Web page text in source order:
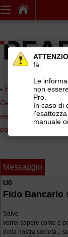
Home page>
Gestionale Ready
elettronica >Prima
pagamenti
Messaggio
U0
Fido Bancario
Salve
vorrei sapere come è
della nostra società...
fa.
Le
non
Pro.
In caso di
manuale